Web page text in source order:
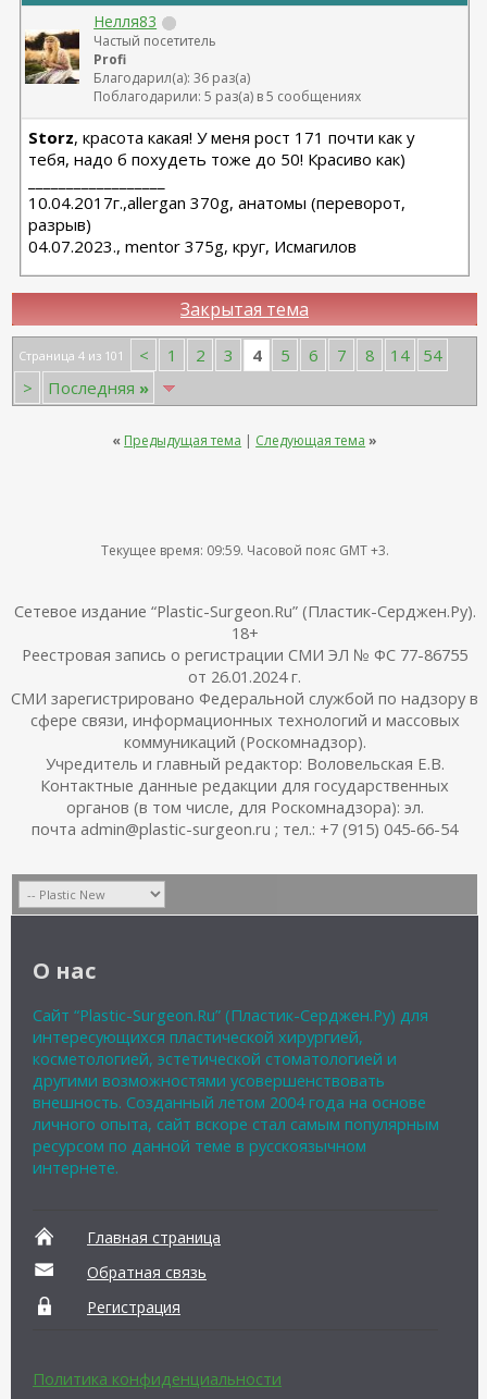
Нелля83
Частый посетитель
Profi
Благодарил(а): 36 раз(а)
Поблагодарили: 5 раз(а) в 5 сообщениях
Storz, красота какая! У меня рост 171 почти как у
тебя, надо б похудеть тоже до 50! Красиво как)
10.04.2017г.,allergan 370g, анатомы (переворот,
разрыв)
04.07.2023., mentor 375g, круг, Исмагилов
Закрытая тема
Страница 4 из 101 < 1 2 3 4 5 6 7 8 14
54
>
Последняя »
« Предыдущая тема | Следующая тема »
Текущее время: 09:59. Часовой пояс GMT +3.
Сетевое издание “Plastic-Surgeon.Ru” (Пластик-Серджен.Ру).
18+
Реестровая запись о регистрации СМИ ЭЛ № ФС 77-86755
от 26.01.2024 г.
СМИ зарегистрировано Федеральной службой по надзору в
сфере связи, информационных технологий и массовых
коммуникаций (Роскомнадзор).
Учредитель и главный редактор: Воловельская Е.В.
Контактные данные редакции для государственных
органов (в том числе, для Роскомнадзора): эл.
почта admin@plastic-surgeon.ru ; тел.: +7 (915) 045-66-54
О нас
Сайт “Plastic-Surgeon.Ru” (Пластик-Серджен.Ру) для
интересующихся пластической хирургией,
косметологией, эстетической стоматологией и
другими возможностями усовершенствовать
внешность. Созданный летом 2004 года на основе
личного опыта, сайт вскоре стал самым популярным
ресурсом по данной теме в русскоязычном
интернете.
Главная страница
Обратная связь
Регистрация
Политика конфиденциальности